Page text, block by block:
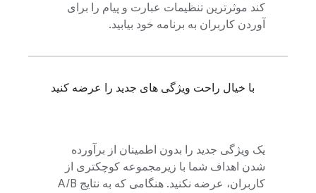
کند موثرترین تنظیمات عبارت و پیام را برای
آوردن کاربران به برنامه خود بیابید.
با خیال راحت ویژگی های جدید را عرضه کنید
یک ویژگی جدید را بدون اطمینان از برآورده
شدن اهداف شما با زیرمجموعه کوچکتری از
کاربران، عرضه نکنید. هنگامی که به نتایج A/B